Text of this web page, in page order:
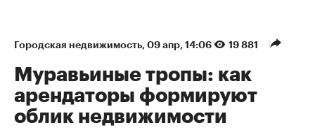
Городская недвижимость 09 апр, 14:06 19 881
Муравьиные тропы: как
арендаторы формируют
облик недвижимости